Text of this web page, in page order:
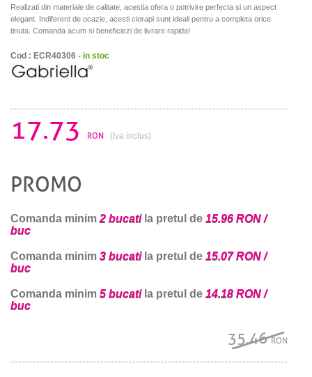
Realizati din materiale de calitate, acestia ofera o potrivire perfecta si un aspect
elegant. Indiferent de ocazie, acesti ciorapi sunt ideali pentru a completa orice
tinuta. Comanda acum si beneficiezi de livrare rapida!
Cod : ECR40306 - in stoc
17.73 RON (tva inclus)
PROMO
Comanda minim 2 bucatila pretul de 15.96 RON /
buc
Comanda minim 3 bucatila pretul de 15.07 RON /
buc
Comanda minim 5 bucatila pretul de 14.18 RON /
buc
35.46RON